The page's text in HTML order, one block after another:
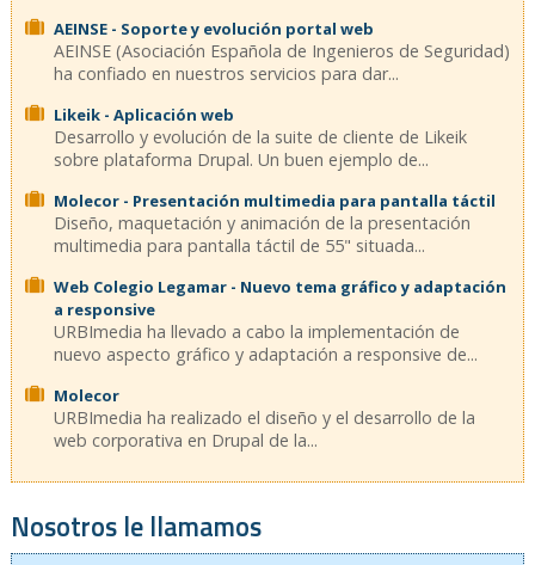
AEINSE - Soporte y evolución portal web
AEINSE (Asociación Española de Ingenieros de Seguridad)
ha confiado en nuestros servicios para dar...
Likeik - Aplicación web
Desarrollo y evolución de la suite de cliente de Likeik
sobre plataforma Drupal. Un buen ejemplo de...
Molecor - Presentación multimedia para pantalla táctil
Diseño, maquetación y animación de la presentación
multimedia para pantalla táctil de 55" situada...
Web Colegio Legamar - Nuevo tema gráfico y adaptación
a responsive
URBImedia ha llevado a cabo la implementación de
nuevo aspecto gráfico y adaptación a responsive de...
Molecor
URBImedia ha realizado el diseño y el desarrollo de la
web corporativa en Drupal de la...
Nosotros le llamamos